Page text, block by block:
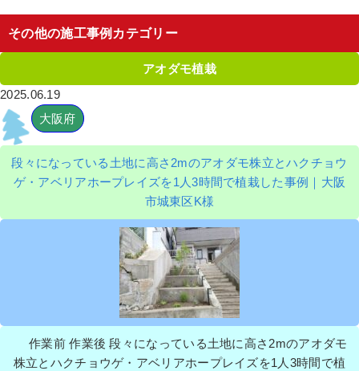
その他の施工事例カテゴリー
アオダモ植栽
2025.06.19
大阪府
段々になっている土地に高さ2mのアオダモ株立とハクチョウ
ゲ・アベリアホープレイズを1人3時間で植栽した事例｜大阪
市城東区K様
作業前 作業後 段々になっている土地に高さ2mのアオダモ
株立とハクチョウゲ・アベリアホープレイズを1人3時間で植